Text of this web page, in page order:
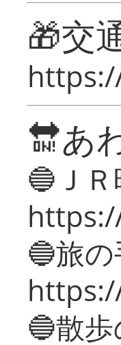
🎁交
🔛あ
🔵Ｊ
🔵旅
🔵散